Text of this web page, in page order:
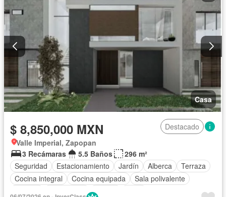
Casa
$ 8,850,000 MXN
Destacado
Valle Imperial, Zapopan
3 Recámaras
5.5 Baños
296 m²
Seguridad
Estacionamiento Jardín Alberca
Terraza
Cocina integral
Cocina equipada
Sala polivalente
Azotea